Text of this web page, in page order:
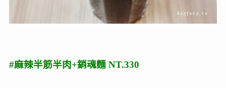
#麻辣半筋半肉+銷魂麵 NT.330